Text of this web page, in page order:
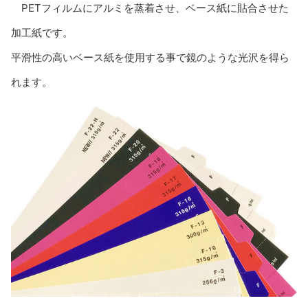
PETフィルムにアルミを蒸着させ、ベース紙に貼合させた
加工紙です。
平滑性の高いベース紙を使用する事で鏡のような光沢を得ら
れます。